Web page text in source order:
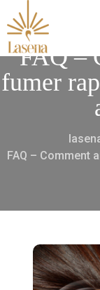
FAQ –
fumer
FAQ – Comment